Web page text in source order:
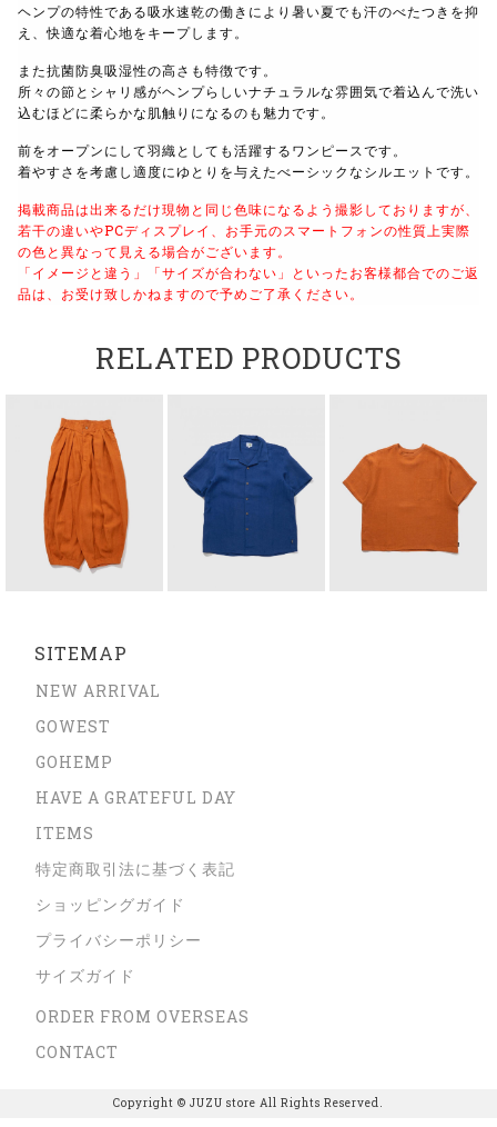
ヘンプの特性である吸水速乾の働きにより暑い夏でも汗のべたつきを抑
え、快適な着心地をキープします。
また抗菌防臭吸湿性の高さも特徴です。
所々の節とシャリ感がヘンプらしいナチュラルな雰囲気で着込んで洗い
込むほどに柔らかな肌触りになるのも魅力です。
前をオープンにして羽織としても活躍するワンピースです。
着やすさを考慮し適度にゆとりを与えたべーシックなシルエットです。
掲載商品は出来るだけ現物と同じ色味になるよう撮影しておりますが、
若干の違いやPCディスプレイ、お手元のスマートフォンの性質上実際
の色と異なって見える場合がございます。
「イメージと違う」「サイズが合わない」といったお客様都合でのご返
品は、お受け致しかねますので予めご了承ください。
RELATED PRODUCTS
SITEMAP
NEW ARRIVAL
GOWEST
GOHEMP
HAVE A GRATEFUL DAY
ITEMS
特定商取引法に基づく表記
ショッピングガイド
プライバシーポリシー
サイズガイド
ORDER FROM OVERSEAS
CONTACT
Copyright © JUZU store All Rights Reserved.